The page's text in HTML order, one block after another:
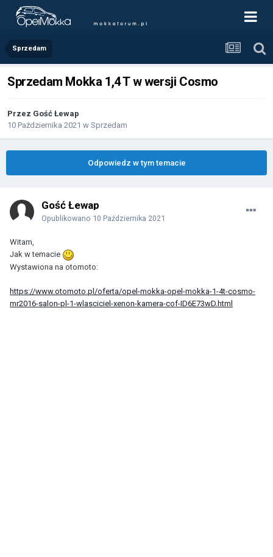
Sprzedam
Sprzedam Mokka 1,4 T w wersji Cosmo
Przez Gość Łewap
10 Października 2021 w Sprzedam
Odpowiedz w tym temacie
Gość Łewap
Opublikowano 10 Października 2021
Witam,
Jak w temacie
Wystawiona na otomoto:
https://www.otomoto.pl/oferta/opel-mokka-opel-mokka-1-4t-cosmo-
mr2016-salon-pl-1-wlasciciel-xenon-kamera-cof-ID6E73wD.html